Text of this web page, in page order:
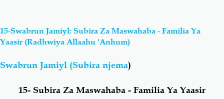
Aqiydah Manhaj
Shirki & Kufru Bid-'ah (Uzushi)
15-Swabrun Jamiyl: Subira Za Maswahaba - Familia Ya
Yaasir (Radhwiya Allaahu 'anhum)
Swabrun Jamiyl (Subira njema)
15- Subira Za Maswahaba - Familia Ya Yaasir